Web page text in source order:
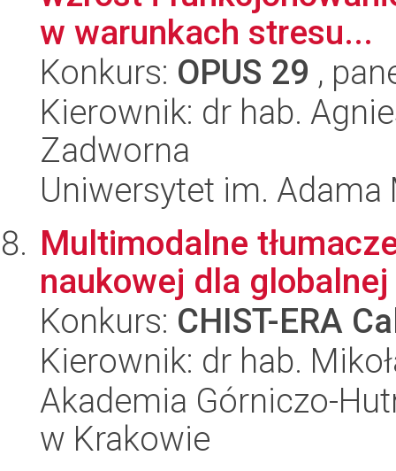
w warunkach stresu...
Konkurs: OPUS 29 ,
Kierownik: dr hab.
Zadworna
Uniwersytet im.
Multimodalne
naukowej dla
Konkurs: CHIST-ERA
Kierownik: dr hab.
Akademia Górniczo-
w Krakowie